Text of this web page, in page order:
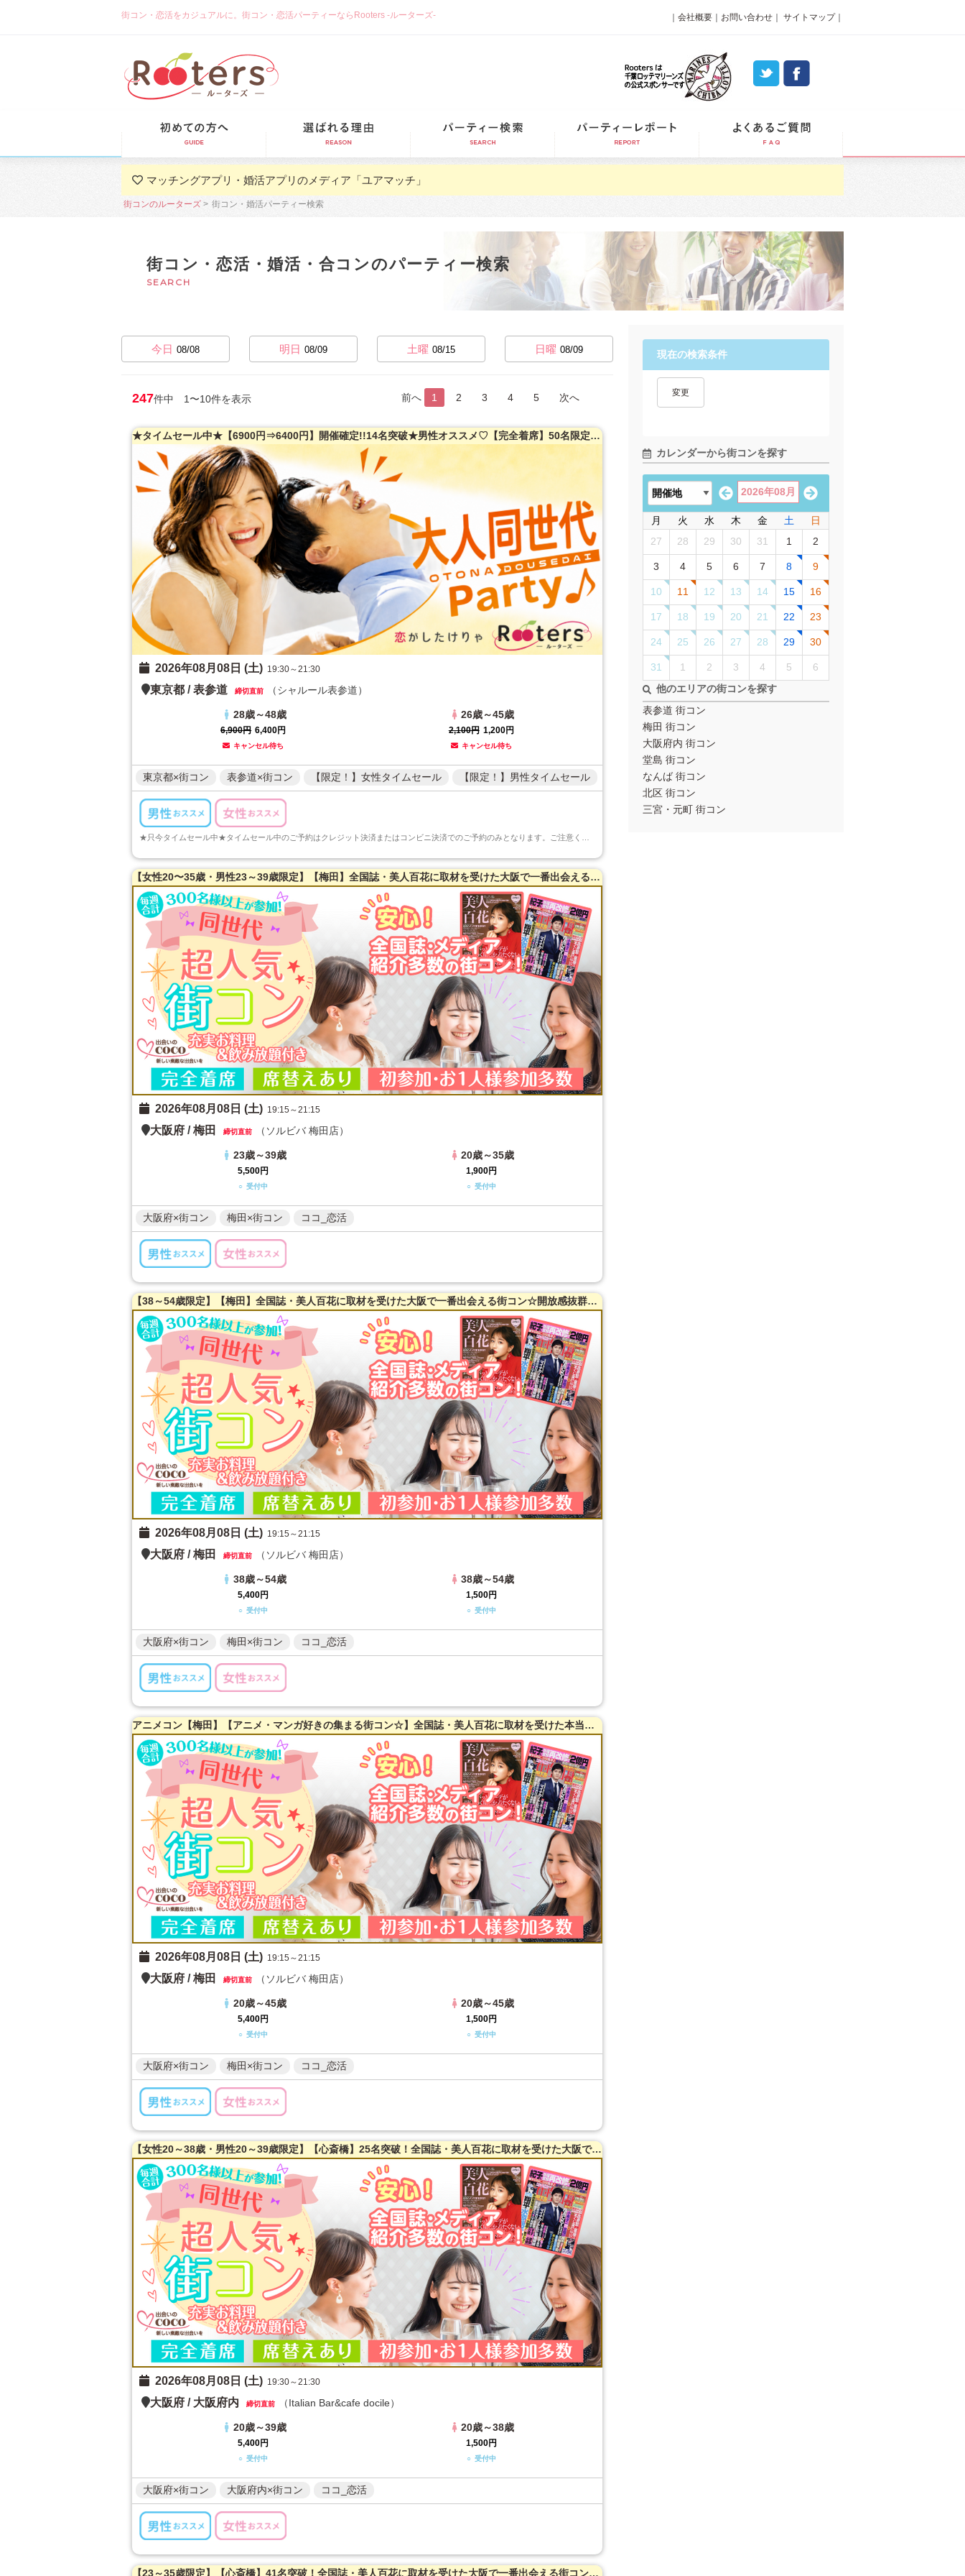
街コン・恋活をカジュアルに。街コン・恋活パーティーならRooters -ルーターズ- 会社概要 お問い合わせ サイトマップ｜
マッチングアプリ・婚活アプリのメディア「ユアマッチ」
街コンのルーターズ 街コン・婚活パーティー検索
街コン・恋活・婚活・合コンのパーティー検索
SEARCH
今日 08/08 明日 08/09 土曜 08/15 日曜 08/09
前へ 1 2 3 4 5 次へ
247件中 1〜10件を表示
★タイムセール中★【6900円⇒6400円】開催確定!!14名突破★男性オススメ♡【完全着席】50名限定★大人同世代恋活パーティー♪
2026年08月08日 (土) 19:30～21:30
東京都 /表参道 締切直前 （シャルール表参道）
28歳～48歳
6,900円 6,400円
キャンセル待ち
26歳～45歳
2,100円 1,200円
キャンセル待ち
東京都×街コン 表参道×街コン 【限定！】女性タイムセール 【限定！】男性タイムセール
【女性20〜35歳・男性23～39歳限定】【梅田】全国誌・美人百花に取材を受けた大阪で一番出会える街コン☆【年収６００万以上☆ハイスペ男性】開放感抜群のカフェダイニング貸切☆同世代で盛り上がる♪【当たる！と有名な女性占い師によるオラクルカード占い】を体験できます！【自家製焼き立てパン】を味わえます☆LINE交換自由＆席替えあり！
2026年08月08日 (土) 19:15～21:15
大阪府 /梅田 締切直前 （ソルビバ 梅田店）
23歳～39歳
5,500円
○ 受付中
20歳～35歳
1,900円
○ 受付中
大阪府×街コン 梅田×街コン ココ_恋活
【38～54歳限定】【梅田】全国誌・美人百花に取材を受けた大阪で一番出会える街コン☆開放感抜群のカフェダイニング貸切☆同世代で盛り上がる♪【当たる！と有名な女性占い師によるオラクルカード占い】を体験できます！【自家製焼き立てパン】を味わえます☆LINE交換自由＆席替えあり！
2026年08月08日 (土) 19:15～21:15
大阪府 /梅田 締切直前 （ソルビバ 梅田店）
38歳～54歳
5,400円
○ 受付中
38歳～54歳
1,500円
○ 受付中
大阪府×街コン 梅田×街コン ココ_恋活
アニメコン【梅田】【アニメ・マンガ好きの集まる街コン☆】全国誌・美人百花に取材を受けた本当に出会える街コン♪【完全着席】【一人参加・恋活・友達作り歓迎】☆開放感抜群のカフェダイニング貸切☆同世代で盛り上がる♪【当たる！と有名な女性占い師によるオラクルカード占い】を体験できます！【自家製焼き立てパン】を味わえます☆LINE交換自由＆席替えあり！
2026年08月08日 (土) 19:15～21:15
大阪府 /梅田 締切直前 （ソルビバ 梅田店）
20歳～45歳
5,400円
○ 受付中
20歳～45歳
1,500円
○ 受付中
大阪府×街コン 梅田×街コン ココ_恋活
【女性20～38歳・男性20～39歳限定】【心斎橋】25名突破！全国誌・美人百花に取材を受けた大阪で一番出会える街コン☆高評価多数！隠れ家レストラン貸切☆お一人様参加多数！お料理はイタリアンコース料理！【カジュアルな雰囲気】LINE交換自由＆席がえあり！
2026年08月08日 (土) 19:30～21:30
大阪府 / 大阪府内 締切直前 （Italian Bar&cafe docile）
20歳～39歳
5,400円
○ 受付中
20歳～38歳
1,500円
○ 受付中
大阪府×街コン 大阪府内×街コン ココ_恋活
【23～35歳限定】【心斎橋】41名突破！全国誌・美人百花に取材を受けた大阪で一番出会える街コン☆高評価多数！隠れ家レストラン貸切☆お一人様参加多数！お料理はイタリアンコース料理！【カジュアルな雰囲気】LINE交換自由＆席がえあり！
現在の検索条件
変更
カレンダーから街コンを探す
2026年08月
月 火 水 木 金 土
日
27
28 29 30 31 1 2
3 4 5 6 7 8 9
10 11 12 13 14 15 16
17 18 19 20 21 22 23
24 25 26 27 28 29 30
31 1 2 3 4 5
6
他のエリアの街コンを探す
表参道 街コン
梅田 街コン
大阪府内 街コン
堂島 街コン
なんば 街コン
北区 街コン
三宮・元町 街コン